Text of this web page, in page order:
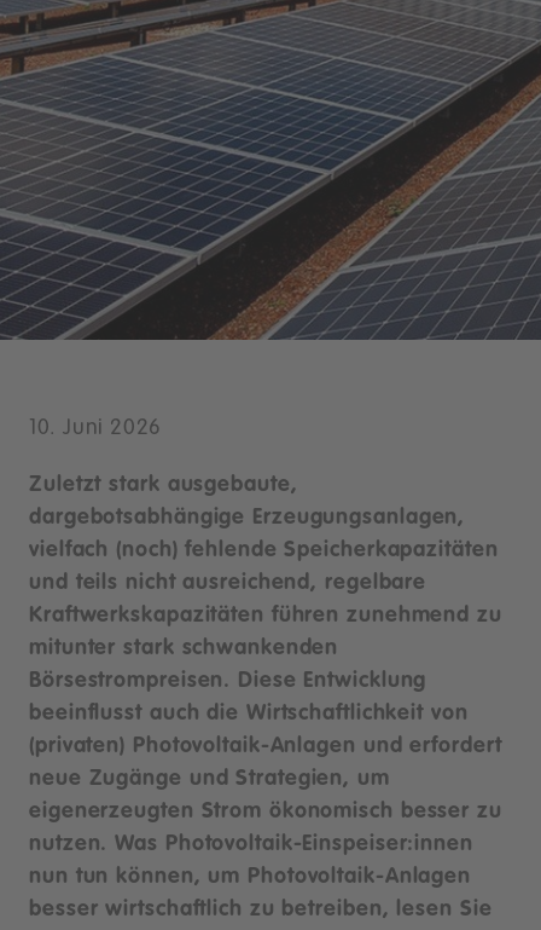
10. Juni 2026
Zuletzt stark ausgebaute,
dargebotsabhängige Erzeugungsanlagen,
vielfach (noch) fehlende Speicherkapazitäten
und teils nicht ausreichend, regelbare
Kraftwerkskapazitäten führen zunehmend zu
mitunter stark schwankenden
Börsestrompreisen. Diese Entwicklung
beeinflusst auch die Wirtschaftlichkeit von
(privaten) Photovoltaik-Anlagen und erfordert
neue Zugänge und Strategien, um
eigenerzeugten Strom ökonomisch besser zu
nutzen. Was Photovoltaik-Einspeiser:innen
nun tun können, um Photovoltaik-Anlagen
besser wirtschaftlich zu betreiben, lesen Sie